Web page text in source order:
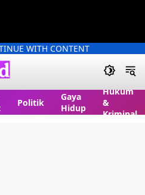
WITH CONTENT
Politik
Gaya
Hidup
Hukum
&
Kriminal